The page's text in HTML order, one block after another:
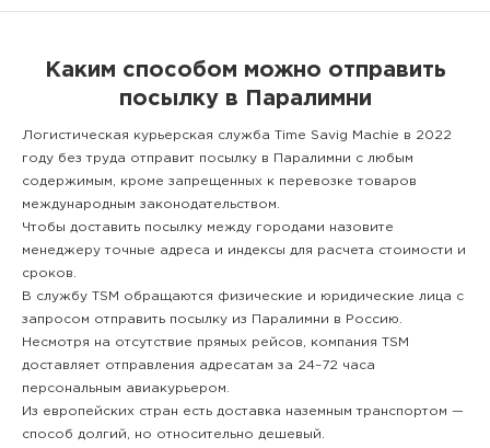
Каким способом можно отправить
посылку в Паралимни
Логистическая курьерская служба Time Savig Machie в 2022
году без труда отправит посылку в Паралимни с любым
содержимым, кроме запрещенных к перевозке товаров
международным законодательством.
Чтобы доставить посылку между городами назовите
менеджеру точные адреса и индексы для расчета стоимости и
сроков.
В службу TSM обращаются физические и юридические лица с
запросом отправить посылку из Паралимни в Россию.
Несмотря на отсутствие прямых рейсов, компания TSM
доставляет отправления адресатам за 24–72 часа
персональным авиакурьером.
Из европейских стран есть доставка наземным транспортом —
способ долгий, но относительно дешевый.